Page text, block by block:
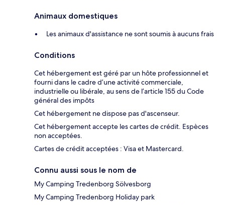
Animaux domestiques
Les animaux d'assistance ne sont soumis à aucuns frais
Conditions
Cet hébergement est géré par un hôte professionnel et
fourni dans le cadre d’une activité commerciale,
industrielle ou libérale, au sens de l’article 155 du Code
général des impôts
Cet hébergement ne dispose pas d'ascenseur.
Cet hébergement accepte les cartes de crédit. Espèces
non acceptées.
Cartes de crédit acceptées : Visa et Mastercard.
Connu aussi sous le nom de
My Camping Tredenborg Sölvesborg
My Camping Tredenborg Holiday park